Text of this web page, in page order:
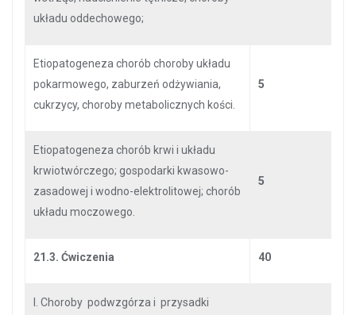
układu oddechowego;
Etiopatogeneza chorób choroby układu
pokarmowego, zaburzeń odżywiania,
cukrzycy, choroby metabolicznych kości.
5
Etiopatogeneza chorób krwi i układu
krwiotwórczego; gospodarki kwasowo-
zasadowej i wodno-elektrolitowej; chorób
układu moczowego.
5
21.3. Ćwiczenia 40
I. Choroby podwzgórza i przysadki